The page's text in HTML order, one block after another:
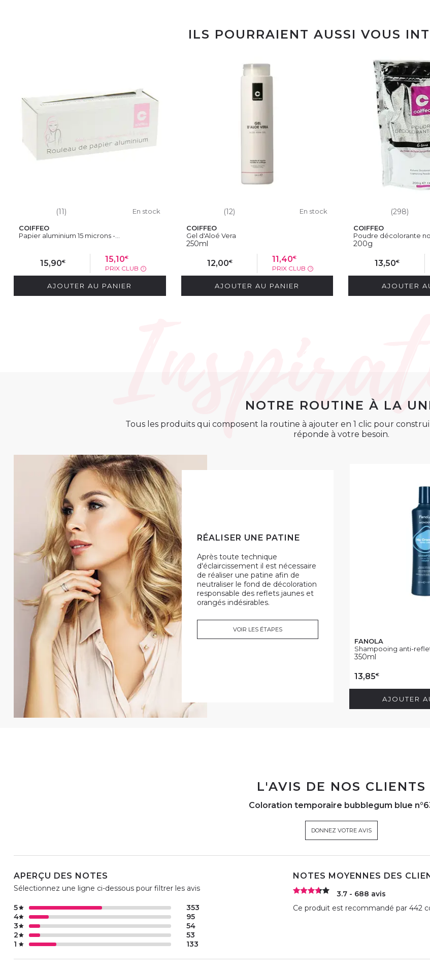
ILS POURRAIENT AUSSI VOUS
(11) En stock
COIFFEO
Papier aluminium 15 microns -...
15,90€ 15,10€
PRIX CLUB ?
AJOUTER AU PANIER
(12) En stock
COIFFEO
Gel d'Aloé Vera
250ml
12,00€ 11,40€
PRIX CLUB ?
AJOUTER AU PANIER
(298)
COIFFEO
Poudre décolorante
200g
13,50€
AJOUTER
NOTRE ROUTINE À LA
Tous les produits qui composent la routine à ajouter en 1 clic pour
réponde à votre besoin.
RÉALISER UNE PATINE
Après toute technique
d'éclaircissement il est nécessaire
de réaliser une patine afin de
neutraliser le fond de décoloration
responsable des reflets jaunes et
orangés indésirables.
VOIR LES ÉTAPES
FANOLA
Shampooing anti-
350ml
13,85€
AJOUTER
L'AVIS DE NOS CLIENTS
Coloration temporaire bubblegum blue
DONNEZ VOTRE AVIS
APERÇU DES NOTES
Sélectionnez une ligne ci-dessous pour filtrer les avis
1 133
2 53
3 54
4 95
5 353
NOTES MOYENNES DES
3.7 - 688 avis
Ce produit est recommandé par 442